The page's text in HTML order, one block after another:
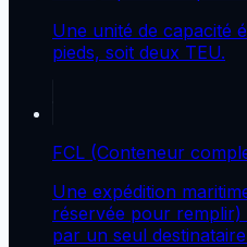
Une unité de capacité
pieds, soit deux TEU.
FCL (Conteneur
Une expédition
réservée pour
par un seul